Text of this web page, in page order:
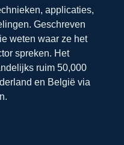
applicaties,
Geschreven
weten waar ze het
spreken. Het
ruim 50,000
en België via